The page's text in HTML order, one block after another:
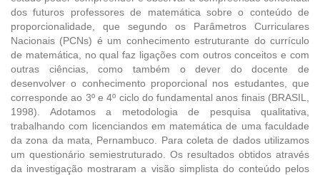
dos futuros professores de matemática sobre o conteúdo de
proporcionalidade, que segundo os Parâmetros Curriculares
Nacionais (PCNs) é um conhecimento estruturante do currículo
de matemática, no qual faz ligações com outros conceitos e com
outras ciências, como também o dever do docente de
desenvolver o conhecimento proporcional nos estudantes, que
corresponde ao 3º e 4º ciclo do fundamental anos finais (BRASIL,
1998). Adotamos a metodologia de pesquisa qualitativa,
trabalhando com licenciandos em matemática de uma faculdade
da zona da mata, Pernambuco. Para coleta de dados utilizamos
um questionário semiestruturado. Os resultados obtidos através
da investigação mostraram a visão simplista do conteúdo pelos